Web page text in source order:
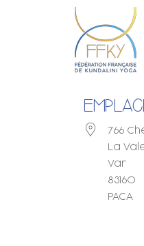
766
La
Var
83160
PACA